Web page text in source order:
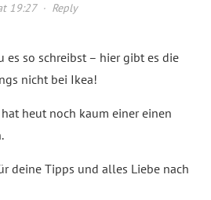
19:27· Reply
es so schreibst – hier gibt es die
nicht bei Ikea!
heut noch kaum einer einen
deine Tipps und alles Liebe nach